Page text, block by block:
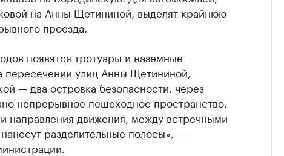
на Анны Щетининой, выделят крайнюю
проезда.
появятся тротуары и наземные
улиц Анны Щетининой,
— два островка безопасности, через
непрерывное пешеходное пространство.
направления движения, между встречными
разделительные полосы», —